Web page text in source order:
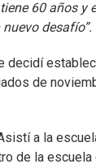
60 años y
de
a la
de la